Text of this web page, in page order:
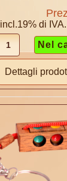
incl.19% di
Dettagli